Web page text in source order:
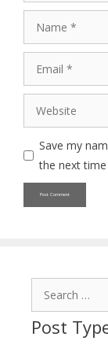
Website
Save my
the next
Post